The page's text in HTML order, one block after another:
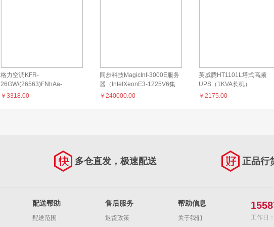
格力空调KFR-
26GW/(26563)FNhAa-
B2JY01（二级能效冷暖变频1
￥ 3318.00
同步科技MagicInf-3000E服务
器（IntelXeonE3-1225V6集
显）
￥ 240000.00
英威腾HT1101L塔式高频
UPS（1KVA长机）
￥ 2175.00
多仓直发，极速配送 正品行
配送帮助
配送范围
售后服务
退货政策
帮助信息
关于我们
工作日